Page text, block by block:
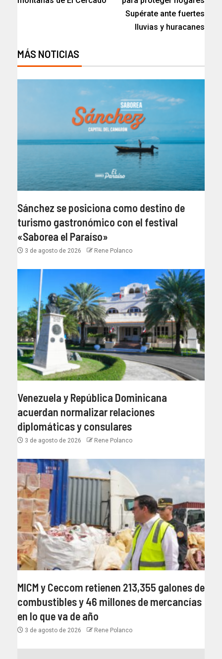
Supérate ante fuertes
lluvias y huracanes
MÁS NOTICIAS
Sánchez se posiciona como destino de
turismo gastronómico con el festival
«Saborea el Paraíso»
3 de agosto de 2026 Rene Polanco
Venezuela y República Dominicana
acuerdan normalizar relaciones
diplomáticas y consulares
3 de agosto de 2026 Rene Polanco
MICM y Ceccom retienen 213,355 galones de
combustibles y 46 millones de mercancías
en lo que va de año
3 de agosto de 2026 Rene Polanco